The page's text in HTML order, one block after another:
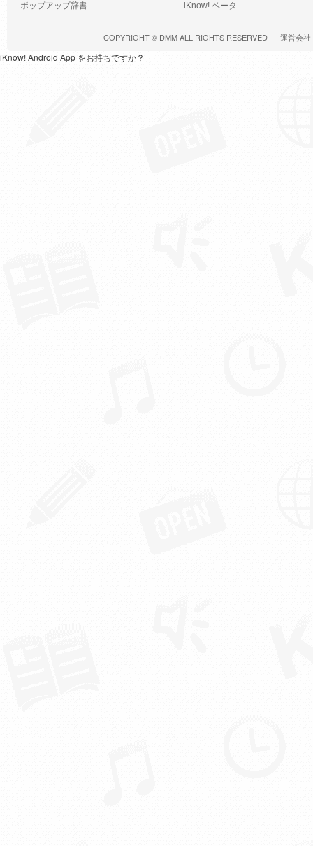
ポップアップ辞書
iKnow! ベータ
COPYRIGHT © DMMALL RIGHTS RESERVED 運営会社
iKnow! Android App をお持ちですか？